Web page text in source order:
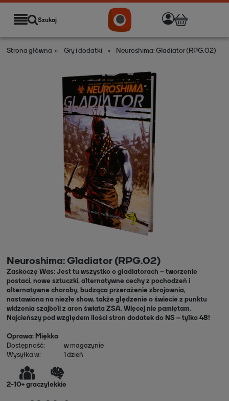
Szukaj
Strona główna » Gry i dodatki » Neuroshima: Gladiator (RPG.02)
Neuroshima: Gladiator (RPG.02)
Zaskoczę Was: Jest tu wszystko o gladiatorach – tworzenie
postaci, nowe sztuczki, alternatywne cechy z pochodzeń i
alternatywne choroby, budząca przerażenie zbrojownia,
nastawiona na niezłe show, także ględzenie o świecie z punktu
widzenia szajboli z aren świata ZSA. Więcej nie pamiętam.
Najcieńszy pod względem ilości stron dodatek do NS – tylko 48!
Oprawa: Miękka
Dostępność:
w magazynie
Wysyłka w:
1 dzień
2-10+graczylekkie